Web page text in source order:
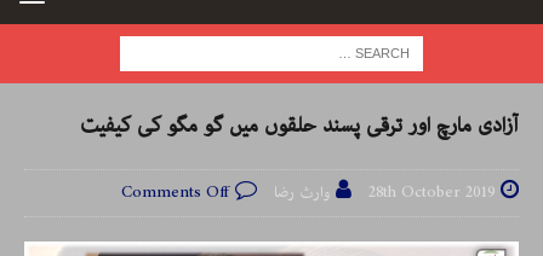
آزادی مارچ اور ترقی پسند حلقوں میں گو مگو کی کیفیت
28th October 2019 وارث رضا Comments Off